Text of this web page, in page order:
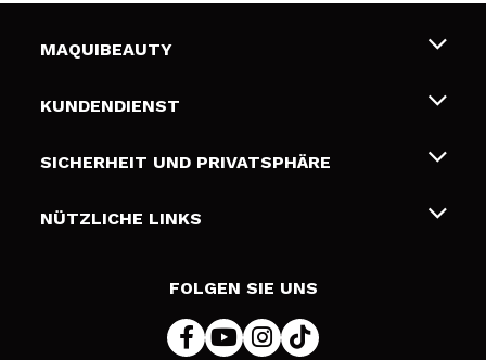
MAQUIBEAUTY
Über uns
Geschenkkarten
KUNDENDIENST
Liefer- und Versandkosten
Zahlung
SICHERHEIT UND PRIVATSPHÄRE
Bedingungen und Datenschutz
NÜTZLICHE LINKS
FOLGEN SIE UNS